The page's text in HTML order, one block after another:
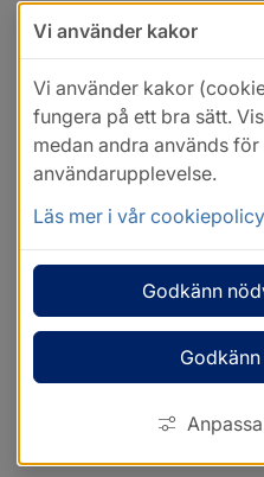
Vi använder kakor
Vi använder kakor
fungera på ett bra sätt.
medan andra används
användarupplevelse.
Läs mer i vår cookiepolicy
Godkänn